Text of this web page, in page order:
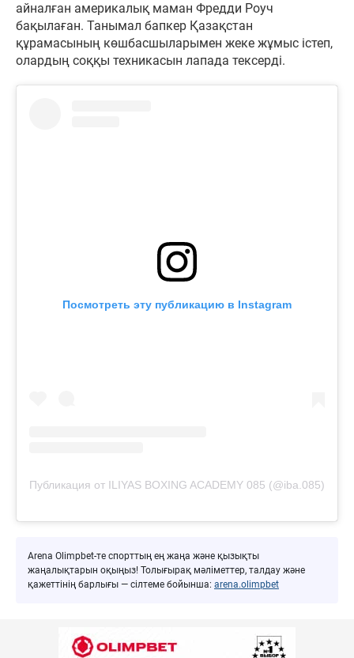
айналған америкалық маман Фредди Роуч
бақылаған. Танымал бапкер Қазақстан
құрамасының көшбасшыларымен жеке жұмыс істеп,
олардың соққы техникасын лапада тексерді.
Посмотреть эту публикацию в Instagram
Публикация от ILIYAS BOXING ACADEMY 085 (@iba.085)
Arena Olimpbet-те спорттың ең жаңа және қызықты
жаңалықтарын оқыңыз! Толығырақ мәліметтер, талдау және
қажеттінің барлығы — сілтеме бойынша: arena.olimpbet